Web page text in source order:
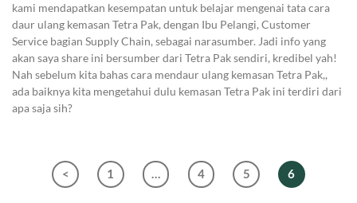
kami mendapatkan kesempatan untuk belajar mengenai tata cara
daur ulang kemasan Tetra Pak, dengan Ibu Pelangi, Customer
Service bagian Supply Chain, sebagai narasumber. Jadi info yang
akan saya share ini bersumber dari Tetra Pak sendiri, kredibel yah!
Nah sebelum kita bahas cara mendaur ulang kemasan Tetra Pak,,
ada baiknya kita mengetahui dulu kemasan Tetra Pak ini terdiri dari
apa saja sih?
< 1 … 4 5 6